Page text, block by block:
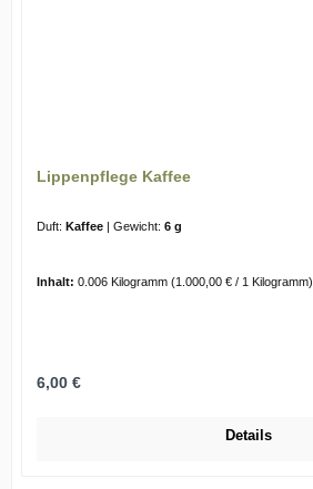
Lippenpflege Kaffee
Duft: Kaffee | Gewicht: 6 g
Inhalt: 0.006 Kilogramm (1.000,00 € / 1 Kilogramm)
Regulärer Preis:
6,00 €
Details